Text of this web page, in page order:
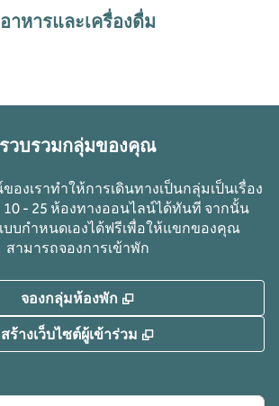
อาหารและเครื่องดื่ม
รวบรวมกลุ่มของคุณ
องเราทําให้การเดินทางเป็นกลุ่มเป็นเรื่อง
10 - 25 ห้องทางออนไลน์ได้ทันที จากนั้น
บบกําหนดเองได้ฟรีเพื่อให้แขกของคุณ
สามารถจองการเข้าพัก
จองกลุ่มห้องพัก ,
สร้างเว็บไซต์ผู้เข้าร่วม ,